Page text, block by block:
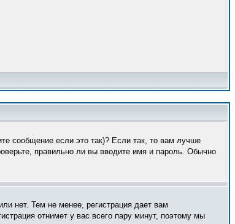
сообщение если это так)? Если так, то вам лучше
правильно ли вы вводите имя и пароль. Обычно
нет. Тем не менее, регистрация дает вам
отнимет у вас всего пару минут, поэтому мы